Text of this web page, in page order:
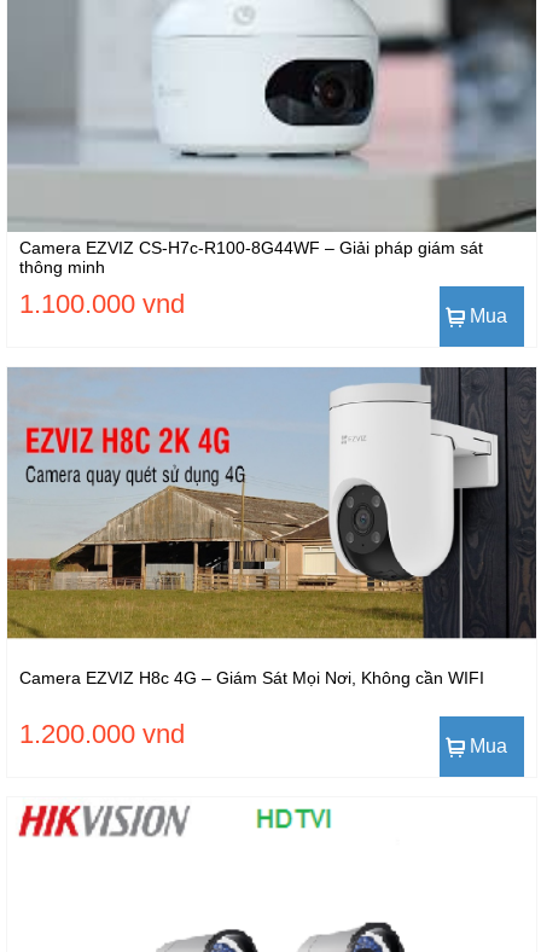
Camera EZVIZ CS-H7c-R100-8G44WF – Giải pháp giám sát
thông minh
1.100.000 vnd Mua
Camera EZVIZ H8c 4G – Giám Sát Mọi Nơi, Không cần WIFI
1.200.000 vnd Mua